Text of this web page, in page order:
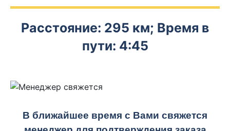
Расстояние: 295 км; Время в
пути: 4:45
В ближайшее время с Вами свяжется